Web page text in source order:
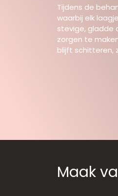
Tijdens de
waarbij elk
stevige, gladde
zorgen te
blijft schitteren,
Maak